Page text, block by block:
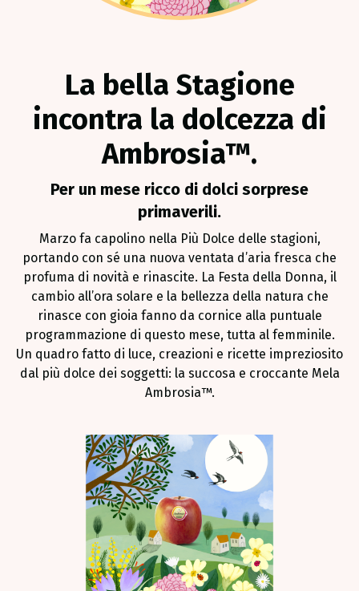
La bella Stagione
incontra la dolcezza di
Ambrosia™.
Per un mese ricco di dolci sorprese
primaverili.
Marzo fa capolino nella Più Dolce delle stagioni,
portando con sé una nuova ventata d’aria fresca che
profuma di novità e rinascite. La Festa della Donna, il
cambio all’ora solare e la bellezza della natura che
rinasce con gioia fanno da cornice alla puntuale
programmazione di questo mese, tutta al femminile.
Un quadro fatto di luce, creazioni e ricette impreziosito
dal più dolce dei soggetti: la succosa e croccante Mela
Ambrosia™.